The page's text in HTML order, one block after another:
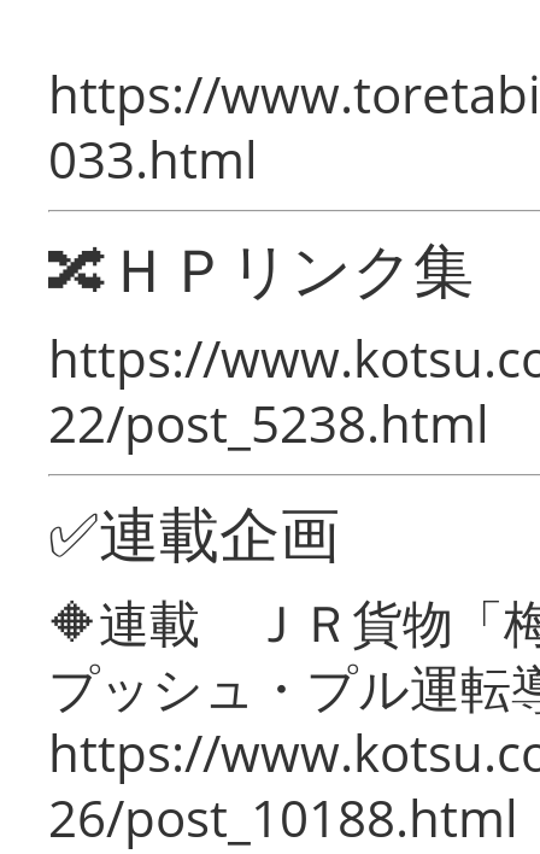
https://
033.html
🔀ＨＰリンク集
https://
22/post_5238.html
✅連載企画
🔶連載 ＪＲ貨物「
プッシュ・プル運転
https://
26/post_10188.html